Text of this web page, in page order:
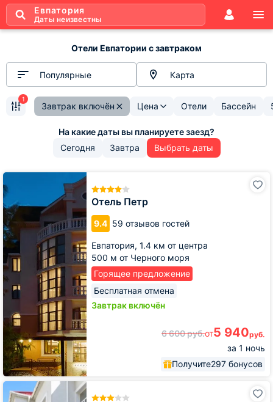
Евпатория
Даты неизвестны
Отели Евпатории с завтраком
Популярные Карта
Завтрак включён Цена Отели Бассейн
1
Сегодня Завтра Выбрать даты
Отель Петр
9.4 59 отзывов гостей
Евпатория, 1.4 км от центра
500 м от Черного моря
Горящее предложение
Бесплатная отмена
Завтрак включён
6 600руб.от5 940руб.
за 1 ночь
Получите297 бонусов
Отель
Петр
Отель
TES